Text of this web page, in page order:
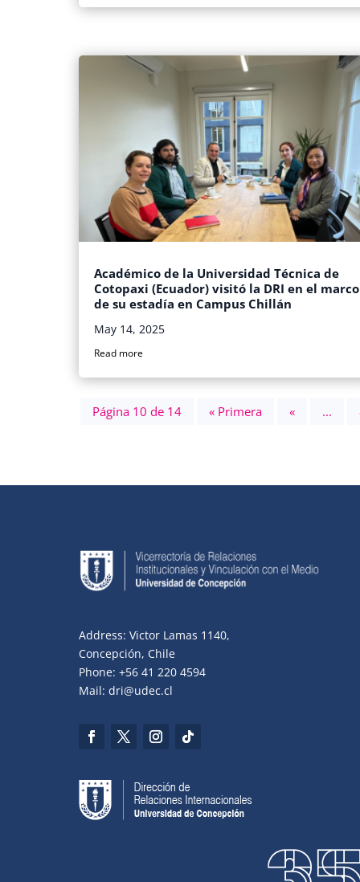
Académico de la Universidad Técnica de
Cotopaxi (Ecuador) visitó la DRI en el marco
de su estadía en Campus Chillán
May 14, 2025
Read more
Página 10 de 14 « Primera « ...
Address: Victor Lamas 1140,
Concepción, Chile
Phone: +56 41 220 4594
Mail: dri@udec.cl